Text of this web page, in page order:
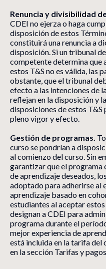
Renuncia y divisibilidad
CDEI no ejerza o haga
disposición de estos
constituirá una renuncia a
disposición. Si un tribunal
competente determina que
estos T&S no es válida, las
obstante, que el tribunal
efecto a las intenciones de
reflejan en la disposición y
disposiciones de estos T&S
pleno vigor y efecto.
Gestión de programas.
curso se pondrían a
al comienzo del curso. Sin
garantizar que el programa
de aprendizaje deseados,
adoptado para adherirse al
aprendizaje basado en
estudiantes al aceptar
designan a CDEI para
programa durante el
mejor experiencia de
está incluida en la tarifa del
en la sección Tarifas y